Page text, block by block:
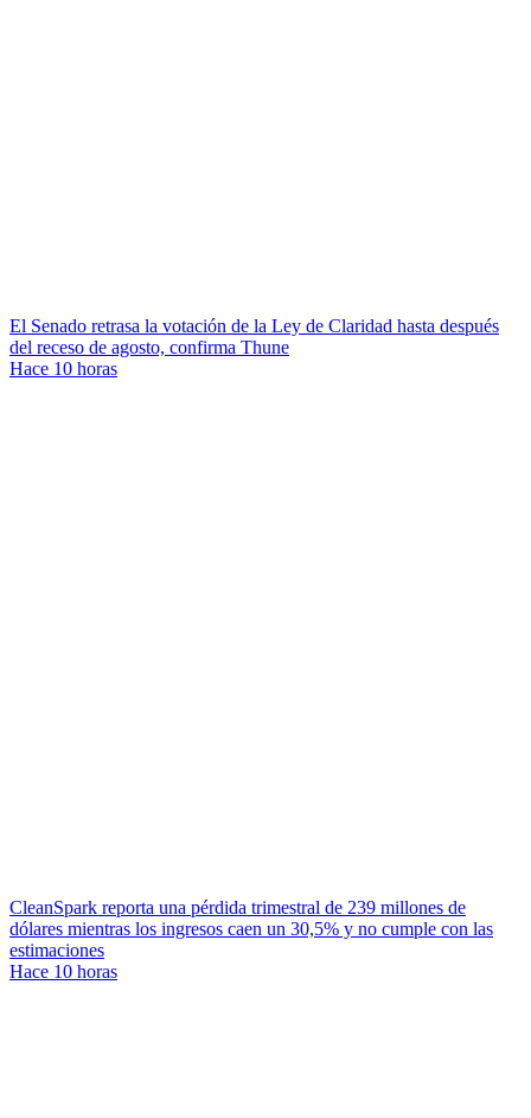
El Senado retrasa la votación de la Ley de Claridad hasta después
del receso de agosto, confirma Thune
Hace 10 horas
CleanSpark reporta una pérdida trimestral de 239 millones de
dólares mientras los ingresos caen un 30,5% y no cumple con las
estimaciones
Hace 10 horas